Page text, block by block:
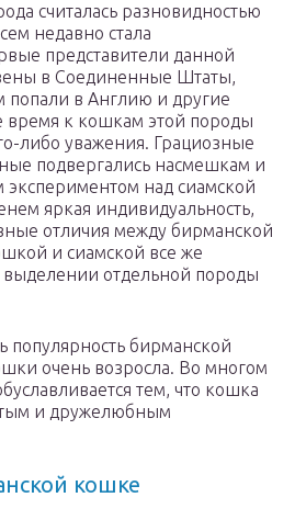
считалась разновидностью
недавно стала
представители данной
в Соединенные Штаты,
попали в Англию и другие
время к кошкам этой породы
либо уважения. Грациозные
подвергались насмешкам и
экспериментом над сиамской
яркая индивидуальность,
отличия между бирманской
и сиамской все же
отдельной породы
популярность бирманской
очень возросла. Во многом
тем, что кошка
и дружелюбным
кошке